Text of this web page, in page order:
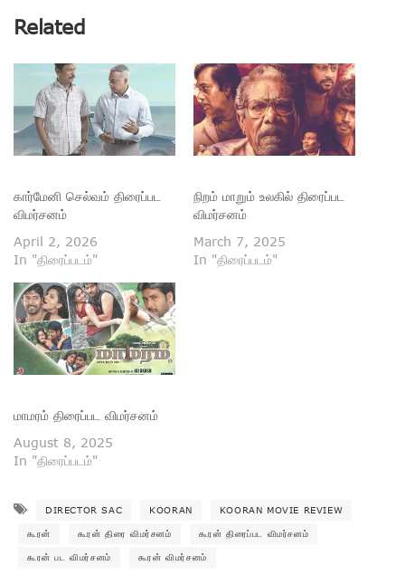
Related
கார்மேனி செல்வம் திரைப்பட
விமர்சனம்
April 2, 2026
In "திரைப்படம்"
நிறம் மாறும் உலகில் திரைப்பட
விமர்சனம்
March 7, 2025
In "திரைப்படம்"
மாமரம் திரைப்பட விமர்சனம்
August 8, 2025
In "திரைப்படம்"
DIRECTOR SAC KOORAN KOORAN MOVIE REVIEW
கூரன் கூரன் திரை விமர்சனம் கூரன் திரைப்பட விமர்சனம்
கூரன் பட விமர்சனம் கூரன் விமர்சனம்